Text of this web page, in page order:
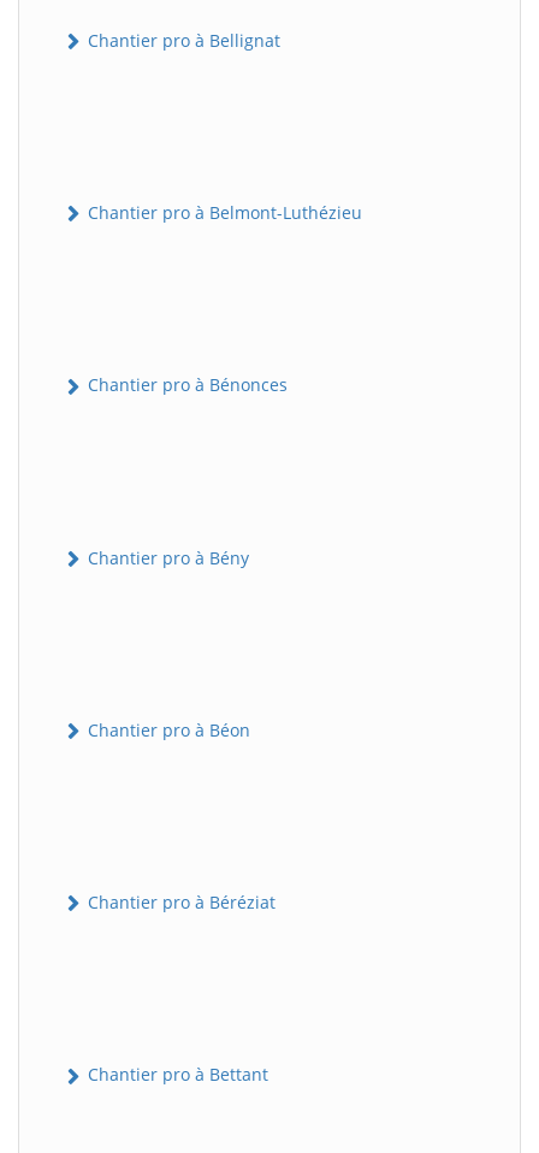
Chantier pro à Bellignat
Chantier pro à Belmont-Luthézieu
Chantier pro à Bénonces
Chantier pro à Bény
Chantier pro à Béon
Chantier pro à Béréziat
Chantier pro à Bettant